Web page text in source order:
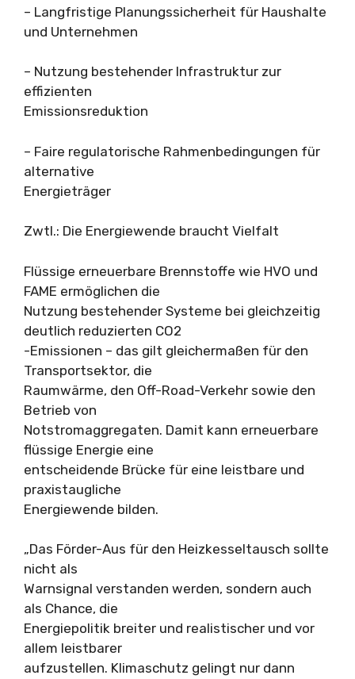
– Langfristige Planungssicherheit für Haushalte
und Unternehmen
– Nutzung bestehender Infrastruktur zur
effizienten
Emissionsreduktion
– Faire regulatorische Rahmenbedingungen für
alternative
Energieträger
Zwtl.: Die Energiewende braucht Vielfalt
Flüssige erneuerbare Brennstoffe wie HVO und
FAME ermöglichen die
Nutzung bestehender Systeme bei gleichzeitig
deutlich reduzierten CO2
-Emissionen – das gilt gleichermaßen für den
Transportsektor, die
Raumwärme, den Off-Road-Verkehr sowie den
Betrieb von
Notstromaggregaten. Damit kann erneuerbare
flüssige Energie eine
entscheidende Brücke für eine leistbare und
praxistaugliche
Energiewende bilden.
„Das Förder-Aus für den Heizkesseltausch sollte
nicht als
Warnsignal verstanden werden, sondern auch
als Chance, die
Energiepolitik breiter und realistischer und vor
allem leistbarer
aufzustellen. Klimaschutz gelingt nur dann